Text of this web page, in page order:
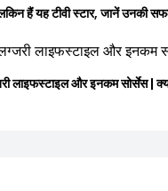
हैं यह टीवी स्टार, जानें उनकी
और इनकम सोर्सेस |